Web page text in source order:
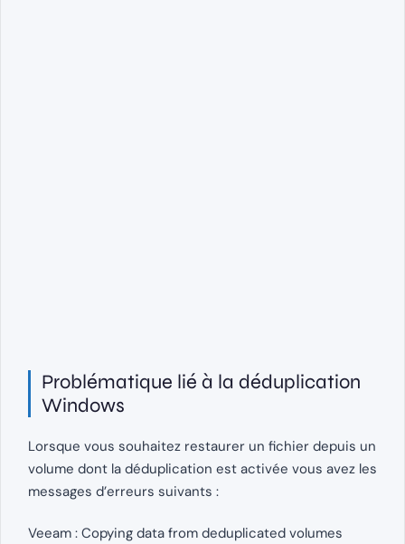
Problématique lié à la déduplication
Windows
Lorsque vous souhaitez restaurer un fichier depuis un
volume dont la déduplication est activée vous avez les
messages d’erreurs suivants :
Veeam : Copying data from deduplicated volumes